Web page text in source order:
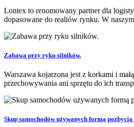
Lontex to renomowany partner dla
dopasowane do realiów rynku. W
Zabawa przy ryku silników.
Warszawa kojarzona jest z korkami i
przechowywania ani sprzętu do ich
Skup samochodów używanych formą pozbycia